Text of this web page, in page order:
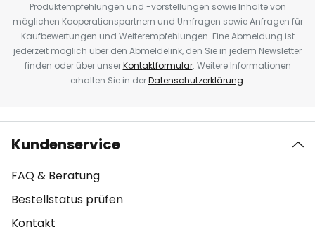
Produktempfehlungen und -vorstellungen sowie Inhalte von
möglichen Kooperationspartnern und Umfragen sowie Anfragen für
Kaufbewertungen und Weiterempfehlungen. Eine Abmeldung ist
jederzeit möglich über den Abmeldelink, den Sie in jedem Newsletter
finden oder über unserKontaktformular. Weitere Informationen
erhalten Sie in derDatenschutzerklärung.
Kundenservice
FAQ & Beratung
Bestellstatus prüfen
Kontakt